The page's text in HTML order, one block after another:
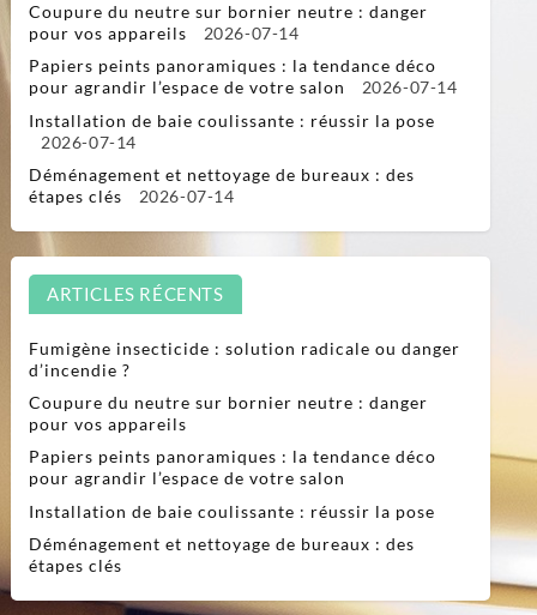
Coupure du neutre sur bornier neutre : danger
pour vos appareils
2026-07-14
Papiers peints panoramiques : la tendance déco
pour agrandir l’espace de votre salon
2026-07-14
Installation de baie coulissante : réussir la pose
2026-07-14
Déménagement et nettoyage de bureaux : des
étapes clés
2026-07-14
ARTICLES RÉCENTS
Fumigène insecticide : solution radicale ou danger
d’incendie ?
Coupure du neutre sur bornier neutre : danger
pour vos appareils
Papiers peints panoramiques : la tendance déco
pour agrandir l’espace de votre salon
Installation de baie coulissante : réussir la pose
Déménagement et nettoyage de bureaux : des
étapes clés